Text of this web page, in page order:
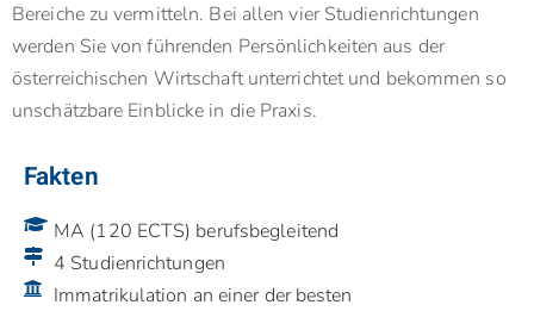
Bereiche zu vermitteln. Bei allen vier Studienrichtungen
werden Sie von führenden Persönlichkeiten aus der
österreichischen Wirtschaft unterrichtet und bekommen so
unschätzbare Einblicke in die Praxis.
Fakten
MA (120 ECTS) berufsbegleitend
4 Studienrichtungen
Immatrikulation an einer der besten